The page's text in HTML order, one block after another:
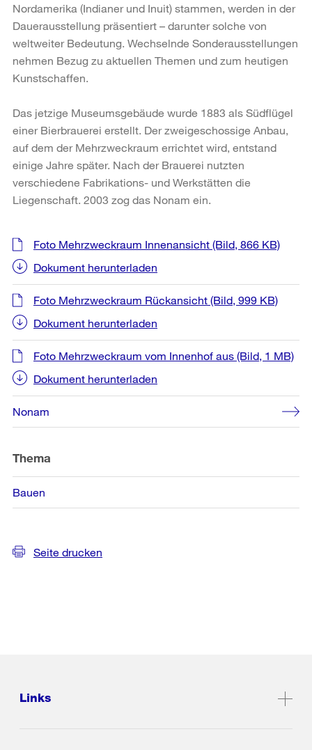
Nordamerika (Indianer und Inuit) stammen, werden in der
Dauerausstellung präsentiert – darunter solche von
weltweiter Bedeutung. Wechselnde Sonderausstellungen
nehmen Bezug zu aktuellen Themen und zum heutigen
Kunstschaffen.
Das jetzige Museumsgebäude wurde 1883 als Südflügel
einer Bierbrauerei erstellt. Der zweigeschossige Anbau,
auf dem der Mehrzweckraum errichtet wird, entstand
einige Jahre später. Nach der Brauerei nutzten
verschiedene Fabrikations- und Werkstätten die
Liegenschaft. 2003 zog das Nonam ein.
Weitere
Informationen
Foto Mehrzweckraum Innenansicht (Bild, 866 KB)
Dokument herunterladen
Foto Mehrzweckraum Rückansicht (Bild, 999 KB)
Dokument herunterladen
Foto Mehrzweckraum vom Innenhof aus (Bild, 1 MB)
Dokument herunterladen
Nonam
Thema
Bauen
Seite drucken
Links